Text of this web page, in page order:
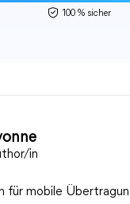
100 % sicher
in
für mobile